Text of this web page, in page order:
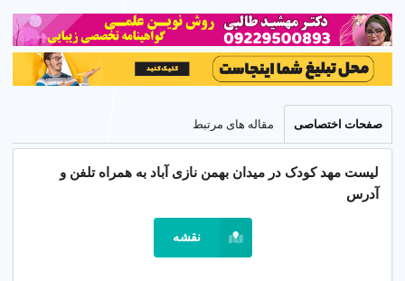
تجربه در محیطی شاد و ایمن.
☰راهنمای جامع مهد کودک در میدان بهمن نازی آباد تهران
1. چگونه مهد کودک خوب پیدا کنیم؟
برای یافتن مهد کودک خوب در میدان بهمن نازی آباد تهران، نظرات
معتبر با امکانات مدرن استفاده کنید.
صفحات اختصاصی مقاله های مرتبط
لیست مهد کودک در میدان بهمن نازی آباد به همراه تلفن و
آدرس
نقشه